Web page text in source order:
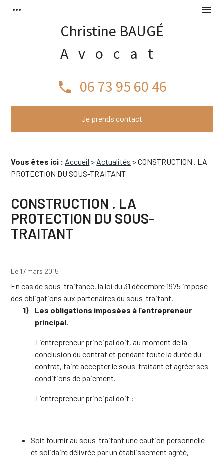
more_horiz menu
Christine BAUGÉ
Avocat
phone 06 73 95 60 46
Je prends contact
Vous êtes ici : Accueil > Actualités > CONSTRUCTION . LA
PROTECTION DU SOUS-TRAITANT
CONSTRUCTION . LA
PROTECTION DU SOUS-
TRAITANT
Le 17 mars 2015
En cas de sous-traitance, la loi du 31 décembre 1975 impose
des obligations aux partenaires du sous-traitant.
1)
Les obligations imposées à l’entrepreneur
principal.
-
L’entrepreneur principal doit, au moment de la
conclusion du contrat et pendant toute la durée du
contrat, faire accepter le sous-traitant et agréer ses
conditions de paiement.
- L'entrepreneur principal doit :
Soit fournir au sous-traitant une caution personnelle
et solidaire délivrée par un établissement agréé,